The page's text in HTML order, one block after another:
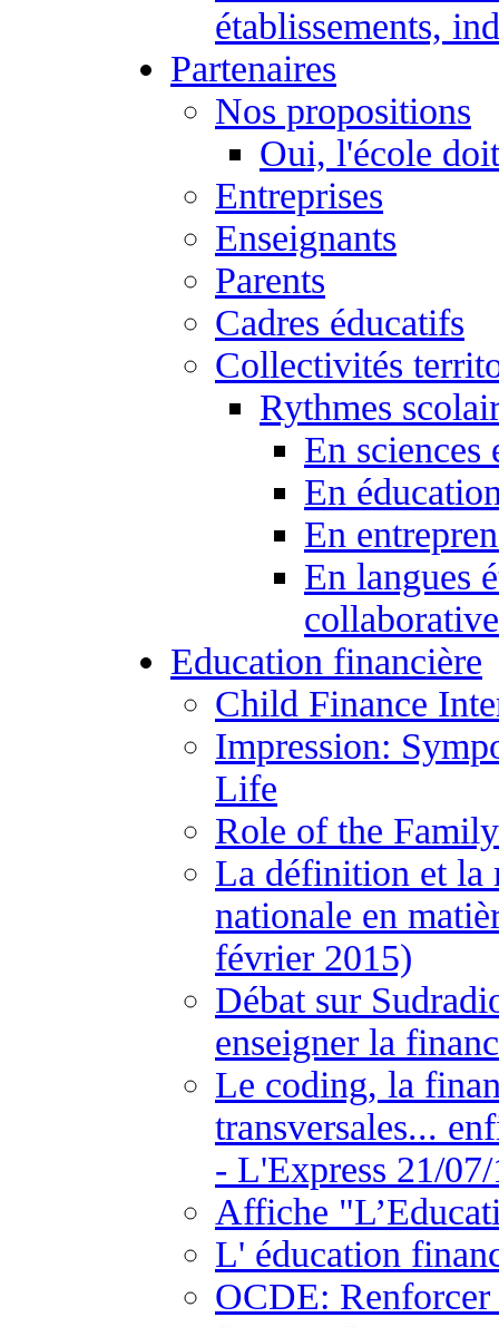
établissements,
Partenaires
Nos propositions
Oui, l'école
Entreprises
Enseignants
Parents
Cadres éducatifs
Collectivités
Rythmes
En sciences
En
En
En langues
Education financière
Child Finance
Impression:
Life
Role of the
La définition et la
nationale en
février 2015)
Débat sur
enseigner la
Le coding, la
transversales...
- L'Express 21/
Affiche
L' éducation
OCDE: Renforcer